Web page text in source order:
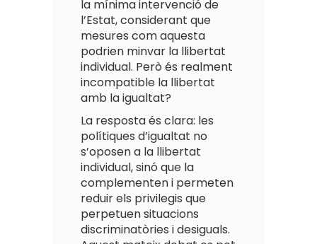
la mínima intervenció de
l’Estat, considerant que
mesures com aquesta
podrien minvar la llibertat
individual. Però és realment
incompatible la llibertat
amb la igualtat?
La resposta és clara: les
polítiques d’igualtat no
s’oposen a la llibertat
individual, sinó que la
complementen i permeten
reduir els privilegis que
perpetuen situacions
discriminatòries i desiguals.